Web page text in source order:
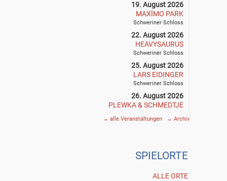
19. August 2026
MAXÏMO PARK
Schweriner Schloss
22. August 2026
HEAVYSAURUS
Schweriner Schloss
25. August 2026
LARS EIDINGER
Schweriner Schloss
26. August 2026
PLEWKA & SCHMEDTJE
29. August 2026
Schweriner Schloss
→ alle Veranstaltungen → Archiv
SPIELORTE
ALLE ORTE